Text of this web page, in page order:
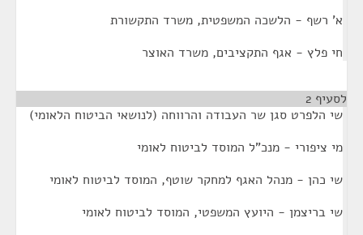
א' רשף - הלשכה המשפטית, משרד התקשורת
חי פלץ - אגף התקציבים, משרד האוצר
לסעיף 2
שי הלפרט סגן שר העבודה והרווחה (לנושאי הביטוח הלאומי)
מי ציפורי - מנכ"ל המוסד לביטוח לאומי
שי כהן - מנהל האגף למחקר שוטף, המוסד לביטוח לאומי
שי בריצמן - היועץ המשפטי, המוסד לביטוח לאומי